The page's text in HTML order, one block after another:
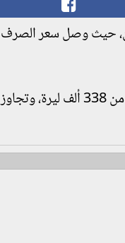
حيث وصل سعر الصرف
وسجلت أسعار المحروقات ارتفاعا جديدا صباح الثلاثاء، حيث وصل سعر صفيحة المازوت إلى أكثر من 338 ألف ليرة، وتجاوز